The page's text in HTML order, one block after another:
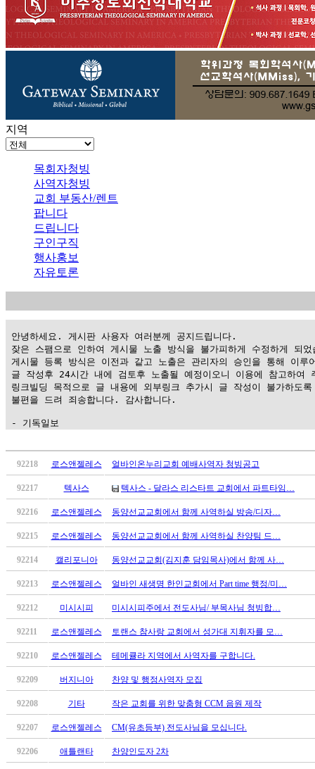
지역
목회자청빙
사역자청빙
교회 부동산/렌트
팝니다
드립니다
구인구직
행사홍보
자유토론
안녕하세요. 게시판 사용자 여러분께 공지드립니다.
잦은 스팸으로 인하여 게시물 노출 방식을 불가피하게 수정하게 되었
게시물 등록 방식은 이전과 같고 노출은 관리자의 승인을 통해 이루
글 작성후 24시간 내에 검토후 노출될 예정이오니 이용에 참고하여
링크빌딩 목적으로 글 내용에 외부링크 추가시 글 작성이 불가하도
불편을 드려 죄송합니다. 감사합니다.
- 기독일보
만
은
꼴
밍
넷
minky
합
체
안
92218 로스앤젤레스 얼바인온누리교회 예배사역자 청빙공고
92217 텍사스 텍사스 - 달라스 리스타트 교회에서 파트타임…
92216 로스앤젤레스 동양선교교회에서 함께 사역하실 방송/디자…
92215 로스앤젤레스 동양선교교회에서 함께 사역하실 찬양팀 드…
92214 캘리포니아 동양선교교회(김지훈 담임목사)에서 함께 사…
92213 로스앤젤레스 얼바인 새생명 한인교회에서 Part time 행정/미…
92212 미시시피 미시시피주에서 전도사님/ 부목사님 청빙합…
92211 로스앤젤레스 토랜스 참사랑 교회에서 성가대 지휘자를 모…
92210 로스앤젤레스 테메큘라 지역에서 사역자를 구합니다.
92209 버지니아 찬양 및 행정사역자 모집
92208 기타 작은 교회를 위한 맞춤형 CCM 음원 제작
92207 로스앤젤레스 CM(유초등부) 전도사님을 모십니다.
92206 애틀랜타 찬양인도자 2차